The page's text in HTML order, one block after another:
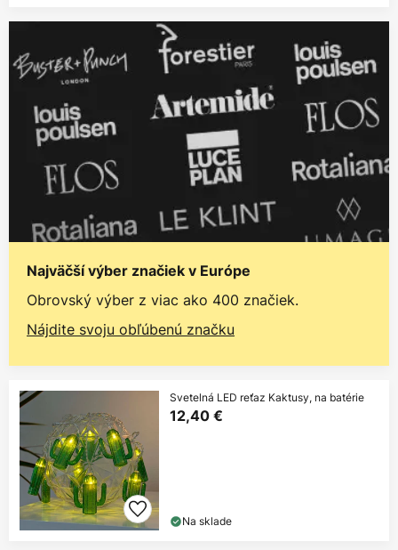
Najväčší výber značiek v Európe
Obrovský výber z viac ako 400 značiek.
Nájdite svoju obľúbenú značku
Svetelná LED reťaz Kaktusy, na batérie
12,40 €
Na sklade